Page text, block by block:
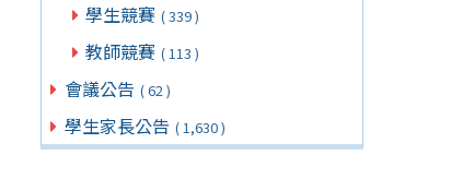
學生競賽 ( 339 )
教師競賽 ( 113 )
會議公告 ( 62 )
學生家長公告 ( 1,630 )